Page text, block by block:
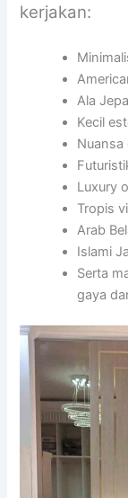
kerjakan:
Ala
Kecil
Nuansa
Luxury
Tropis
Arab
Islami
Serta
gaya